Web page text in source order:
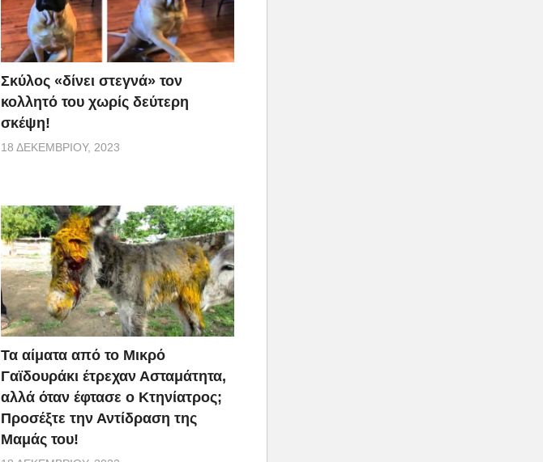
Σκύλος «δίνει στεγνά» τον
κολλητό του χωρίς δεύτερη
σκέψη!
18 ΔΕΚΕΜΒΡΊΟΥ, 2023
Τα αίματα από το Μικρό
Γαϊδουράκι έτρεχαν Ασταμάτητα,
αλλά όταν έφτασε ο Κτηνίατρος;
Προσέξτε την Αντίδραση της
Μαμάς του!